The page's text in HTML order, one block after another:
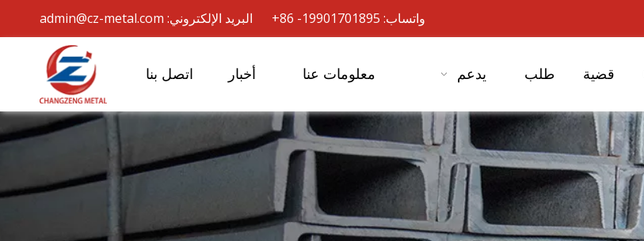
واتساب: 19901701895- 86+ البريد الإلكتروني: admin@cz-metal.com
قضية طلب يدعم معلومات عنا أخبار اتصل بنا